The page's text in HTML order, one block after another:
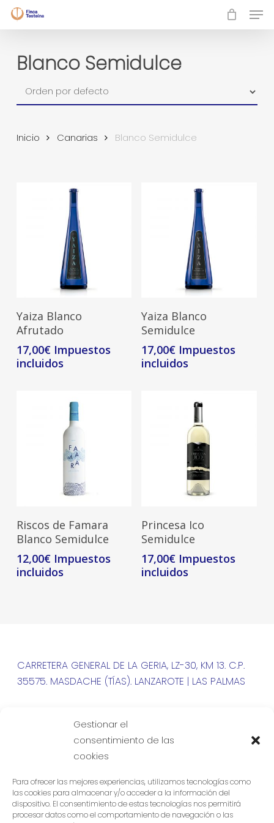
Gestionar el
consentimiento de las
cookies
Para ofrecer las mejores experiencias, utilizamos tecnologías como
las cookies para almacenar y/o acceder a la información del
dispositivo. El consentimiento de estas tecnologías nos permitirá
procesar datos como el comportamiento de navegación o las
Skip
contentBlanco Semidulce
Inicio Canarias Blanco Semidulce
Leer Más
Yaiza Blanco
Afrutado
17,00€
Leer Más
Yaiza Blanco
Semidulce
17,00€
Leer Más
Riscos de Famara
Blanco Semidulce
12,00€
Leer Más
Princesa Ico
Semidulce
17,00€
CARRETERA GENERAL DE LA GERIA, LZ-30, KM 13. C.P.
35575. MASDACHE (TÍAS). LANZAROTE | LAS PALMAS